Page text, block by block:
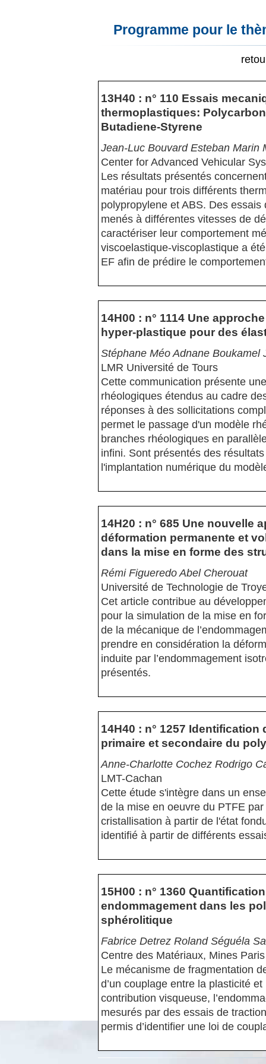
Programme pour le
13H40 : n° 110 Essais
thermoplastiques:
Butadiene-Styrene
Jean-Luc Bouvard Esteban Marin
Center for Advanced Vehicular
Les résultats présentés
matériau pour trois différents
polypropylene et ABS. Des
menés à différentes vitesses de
caractériser leur comportement
viscoelastique-viscoplastique a
EF afin de prédire le
14H00 : n° 1114 Une
hyper-plastique pour des
Stéphane Méo Adnane
LMR Université de Tours
Cette communication présente
rhéologiques étendus au cadre
réponses à des sollicitations
permet le passage d'un modèle
branches rhéologiques en
infini. Sont présentés des
l'implantation numérique du
14H20 : n° 685 Une nouvelle
déformation permanente et
dans la mise en forme des
Rémi Figueredo Abel Cherouat
Université de Technologie de
Cet article contribue au
pour la simulation de la mise en
de la mécanique de
prendre en considération la
induite par l’endommagement
présentés.
14H40 : n° 1257
primaire et secondaire du
Anne-Charlotte Cochez Rodrigo
LMT-Cachan
Cette étude s'intègre dans un
de la mise en oeuvre du PTFE
cristallisation à partir de l'état
identifié à partir de différents
15H00 : n° 1360
endommagement dans les
sphérolitique
Fabrice Detrez Roland Séguéla
Centre des Matériaux, Mines
Le mécanisme de fragmentation
d’un couplage entre la plasticité
contribution visqueuse,
mesurés par des essais de
permis d’identifier une loi de